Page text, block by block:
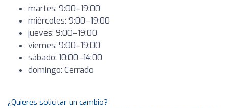
martes: 9:00–19:00
miércoles: 9:00–19:00
jueves: 9:00–19:00
viernes: 9:00–19:00
sábado: 10:00–14:00
domingo: Cerrado
¿Quieres solicitar un cambio?